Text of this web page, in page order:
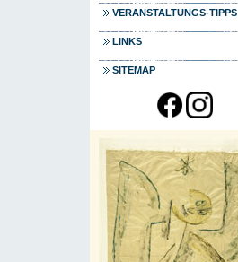
VERANSTALTUNGS-TIPPS
LINKS
SITEMAP